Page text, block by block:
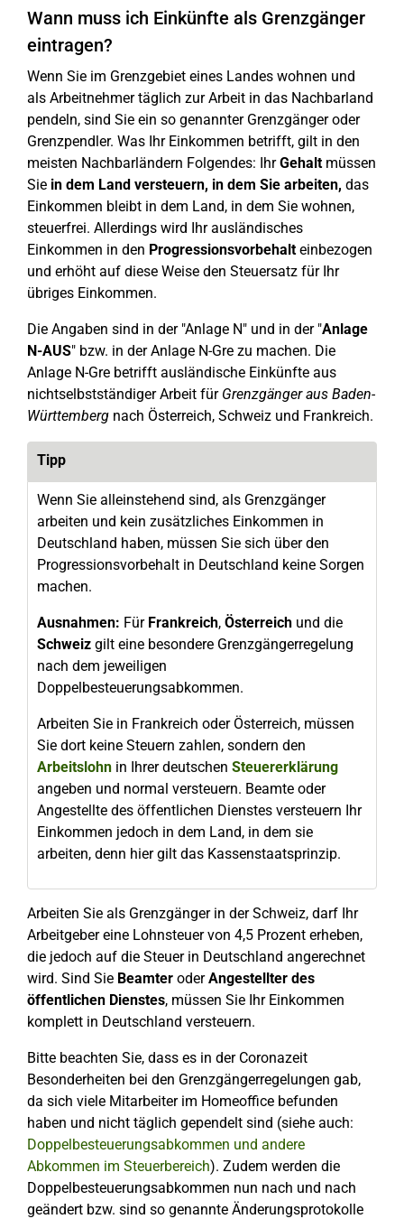
Wann muss ich Einkünfte als Grenzgänger
eintragen?
Wenn Sie im Grenzgebiet eines Landes wohnen und
als Arbeitnehmer täglich zur Arbeit in das Nachbarland
pendeln, sind Sie ein so genannter Grenzgänger oder
Grenzpendler. Was Ihr Einkommen betrifft, gilt in den
meisten Nachbarländern Folgendes: IhrGehaltmüssen
Sie in dem Land versteuern, in dem Sie arbeiten, das
Einkommen bleibt in dem Land, in dem Sie wohnen,
steuerfrei. Allerdings wird Ihr ausländisches
Einkommen in den Progressionsvorbehalteinbezogen
und erhöht auf diese Weise den Steuersatz für Ihr
übriges Einkommen.
Die Angaben sind in der "Anlage N" und in der "Anlage
N-AUS" bzw. in der Anlage N-Gre zu machen. Die
Anlage N-Gre betrifft ausländische Einkünfte aus
nichtselbstständiger Arbeit für Grenzgänger aus Baden-
Württemberg nach Österreich, Schweiz und Frankreich.
Tipp
Wenn Sie alleinstehend sind, als Grenzgänger
arbeiten und kein zusätzliches Einkommen in
Deutschland haben, müssen Sie sich über den
Progressionsvorbehalt in Deutschland keine Sorgen
machen.
Ausnahmen: Für Frankreich, Österreich und die
Schweiz gilt eine besondere Grenzgängerregelung
nach dem jeweiligen
Doppelbesteuerungsabkommen.
Arbeiten Sie in Frankreich oder Österreich, müssen
Sie dort keine Steuern zahlen, sondern den
Arbeitslohn in Ihrer deutschen Steuererklärung
angeben und normal versteuern. Beamte oder
Angestellte des öffentlichen Dienstes versteuern Ihr
Einkommen jedoch in dem Land, in dem sie
arbeiten, denn hier gilt das Kassenstaatsprinzip.
Arbeiten Sie als Grenzgänger in der Schweiz, darf Ihr
Arbeitgeber eine Lohnsteuer von 4,5 Prozent erheben,
die jedoch auf die Steuer in Deutschland angerechnet
wird. Sind Sie Beamter oderAngestellter des
öffentlichen Dienstes, müssen Sie Ihr Einkommen
komplett in Deutschland versteuern.
Bitte beachten Sie, dass es in der Coronazeit
Besonderheiten bei den Grenzgängerregelungen gab,
da sich viele Mitarbeiter im Homeoffice befunden
haben und nicht täglich gependelt sind (siehe auch:
Doppelbesteuerungsabkommen und andere
Abkommen im Steuerbereich). Zudem werden die
Doppelbesteuerungsabkommen nun nach und nach
geändert bzw. sind so genannte Änderungsprotokolle